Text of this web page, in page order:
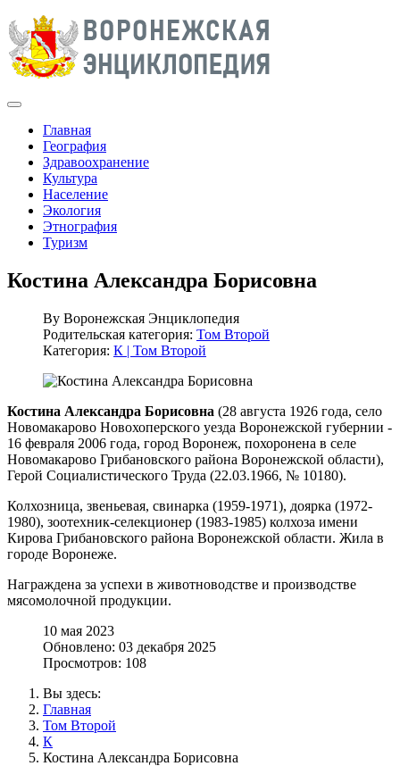
Главная
География
Здравоохранение
Культура
Население
Экология
Этнография
Туризм
Костина Александра Борисовна
By Воронежская Энциклопедия
Родительская категория: Том Второй
Категория: К | Том Второй
Костина Александра Борисовна (28 августа 1926 года, село
Новомакарово Новохоперского уезда Воронежской губернии -
16 февраля 2006 года, город Воронеж, похоронена в селе
Новомакарово Грибановского района Воронежской области),
Герой Социалистического Труда (22.03.1966, № 10180).
Колхозница, звеньевая, свинарка (1959-1971), доярка (1972-
1980), зоотехник-селекционер (1983-1985) колхоза имени
Кирова Грибановского района Воронежской области. Жила в
городе Воронеже.
Награждена за успехи в животноводстве и производстве
мясомолочной продукции.
10 мая 2023
Обновлено: 03 декабря 2025
Просмотров: 108
Вы здесь:
Главная
Том Второй
К
Костина Александра Борисовна